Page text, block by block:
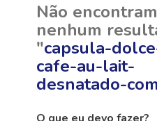
Não
nenhum
"capsula-
cafe-au-lait-
desnatado-
carne
arroz